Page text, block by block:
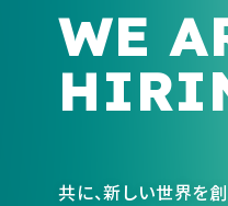
WE
共に、新しい世界を